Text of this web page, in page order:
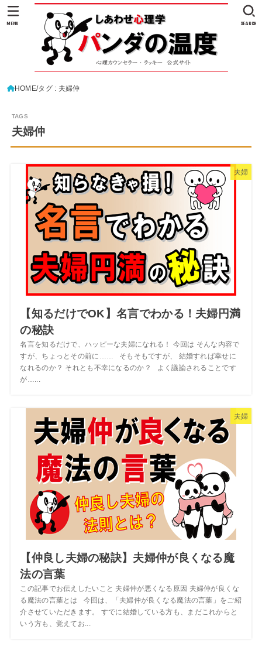
SEARCH
MENU
HOME タグ : 夫婦仲
夫婦仲
夫婦
【知るだけでOK】名言でわかる！夫婦円満
の秘訣
名言を知るだけで、ハッピーな夫婦になれる！ 今回は そんな内容で
すが、ちょっとその前に…… そもそもですが、 結婚すれば幸せに
なれるのか？ それとも不幸になるのか？ よく議論されることです
が…...
夫婦
【仲良し夫婦の秘訣】夫婦仲が良くなる魔
法の言葉
この記事でお伝えしたいこと 夫婦仲が悪くなる原因 夫婦仲が良くな
る魔法の言葉とは 今回は、「夫婦仲が良くなる魔法の言葉」をご紹
介させていただきます。 すでに結婚している方も、まだこれからと
いう方も、覚えてお...